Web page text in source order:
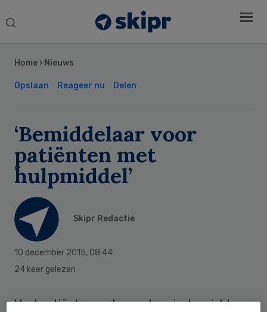
Search
Home › Nieuws
Opslaan Reageer nu Delen
‘Bemiddelaar voor
patiënten met
hulpmiddel’
Skipr Redactie
10 december 2015, 08:44
24 keer gelezen
Veel patiënten met een chronische ziekte,
Sidebar